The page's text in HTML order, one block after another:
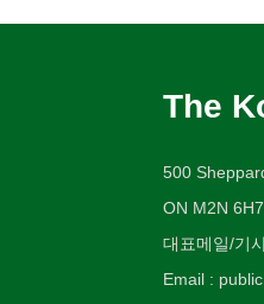
The
500
ON M2N 6H7
대표메일/기
Email :